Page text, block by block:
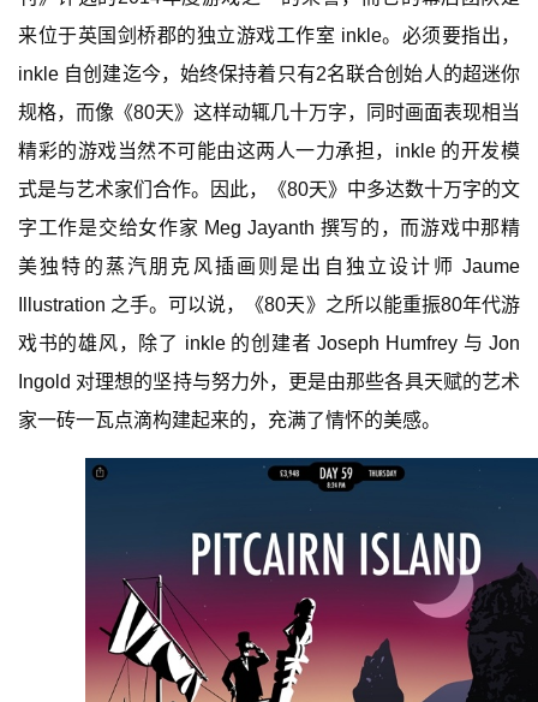
届
茶
奖
7
月
3
0
日
来位于英国剑桥郡的独立游戏工作室 inkle。必须要指出，
inkle 自创建迄今，始终保持着只有2名联合创始人的超迷你
规格，而像《80天》这样动辄几十万字，同时画面表现相当
精彩的游戏当然不可能由这两人一力承担，inkle 的开发模
式是与艺术家们合作。因此，《80天》中多达数十万字的文
字工作是交给女作家 Meg Jayanth 撰写的，而游戏中那精
美独特的蒸汽朋克风插画则是出自独立设计师 Jaume
Illustration 之手。可以说，《80天》之所以能重振80年代游
戏书的雄风，除了 inkle 的创建者 Joseph Humfrey 与 Jon
Ingold 对理想的坚持与努力外，更是由那些各具天赋的艺术
家一砖一瓦点滴构建起来的，充满了情怀的美感。